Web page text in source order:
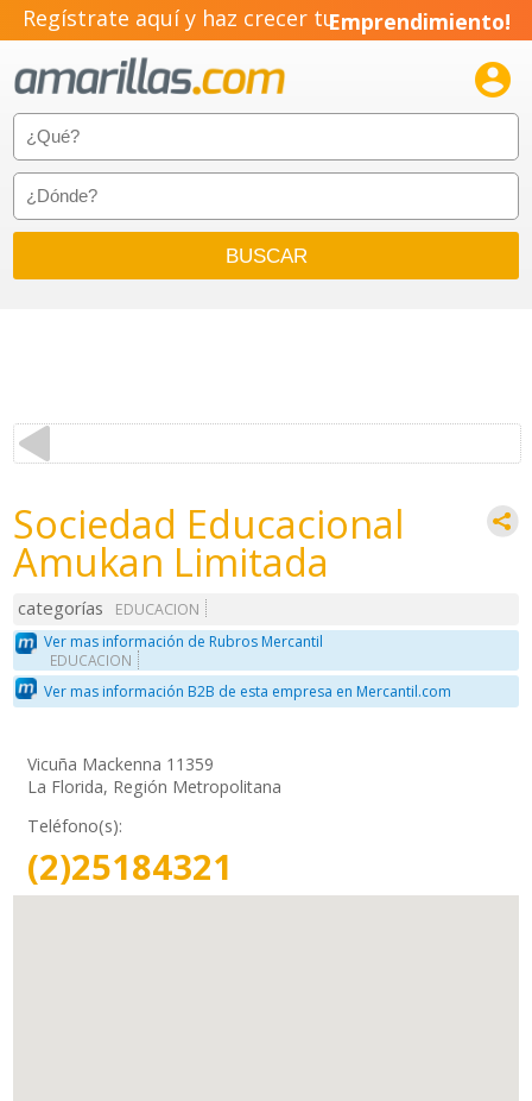
Regístrate aquí y haz crecer tuEmprendimiento!

Sociedad Educacional
Amukan Limitada
categorías
EDUCACION
Ver mas información de Rubros Mercantil
EDUCACION
Ver mas información B2B de esta empresa en Mercantil.com
Vicuña Mackenna 11359
La Florida, Región Metropolitana
Teléfono(s):
(2)25184321